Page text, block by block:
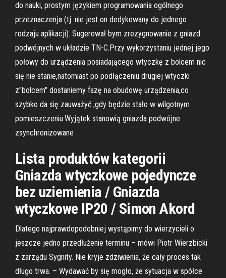
do nauki, prostym językiem programowania ogólnego
przeznaczenja (tj. nie jest on dedykowany do jednego
rodzaju aplikacji). Sugerował bym zrezygnowanie z gniazd
podwójnych w układzie TN-C.Przy wykorzystaniu jednej jego
połowy do urządzenia posiadającego wtyczkę z bolcem nic
się nie stanie,natomiast po podłączeniu drugiej wtyczki
z"bolcem" dostaniemy fazę na obudowę urządzenia,co
szybko da się zauważyć ,gdy będzie stało w wilgotnym
pomieszczeniu.Wyjątek stanowią gniazda podwójne
zsynchronizowane
Lista produktów kategorii
Gniazda wtyczkowe pojedyncze
bez uziemienia / Gniazda
wtyczkowe IP20 / Simon Akord
Dlatego najprawdopodobniej wystąpimy do wierzycieli o
jeszcze jedno przedłużenie terminu – mówi Piotr Wierzbicki
z zarządu Sygnity. Nie kryje zdziwienia, że cały proces tak
długo trwa. – Wydawać by się mogło, że sytuacja w spółce